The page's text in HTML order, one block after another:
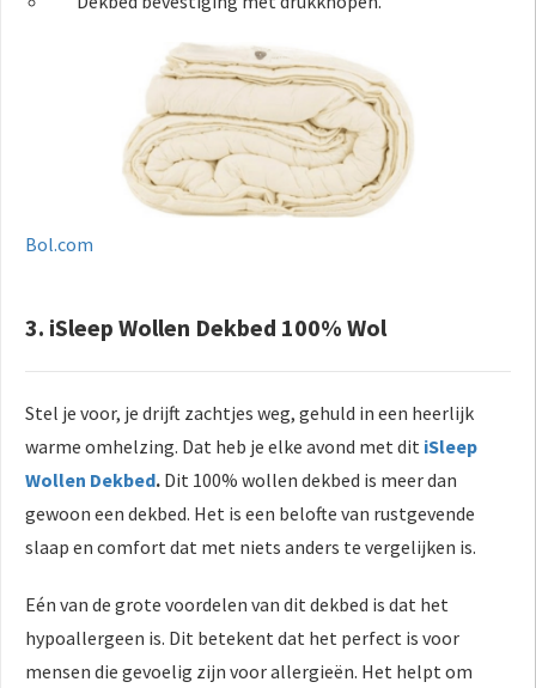
Bol.com
3. iSleep Wollen Dekbed 100% Wol
Stel je voor, je drijft zachtjes weg, gehuld in een heerlijk
warme omhelzing. Dat heb je elke avond met dit iSleep
Wollen Dekbed. Dit 100% wollen dekbed is meer dan
gewoon een dekbed. Het is een belofte van rustgevende
slaap en comfort dat met niets anders te vergelijken is.
Eén van de grote voordelen van dit dekbed is dat het
hypoallergeen is. Dit betekent dat het perfect is voor
mensen die gevoelig zijn voor allergieën. Het helpt om